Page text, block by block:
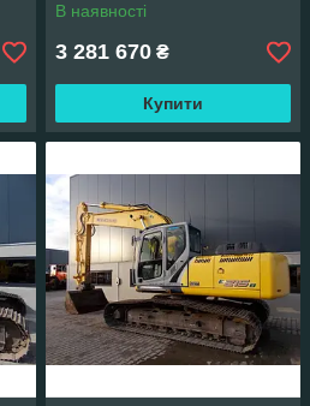
В наявності
3 281 670 ₴
Купити